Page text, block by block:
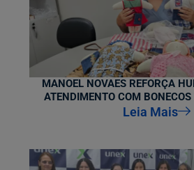
MANOEL NOVAES REFORÇA
ATENDIMENTO COM
Leia Mais